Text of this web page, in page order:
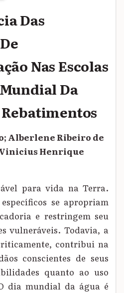
Das
Nas Escolas
Da
Rebatimentos
Alberlene Ribeiro de
Henrique
para vida na Terra.
se apropriam
e restringem seu
vulneráveis. Todavia, a
contribui na
conscientes de seus
quanto ao uso
dia mundial da água é